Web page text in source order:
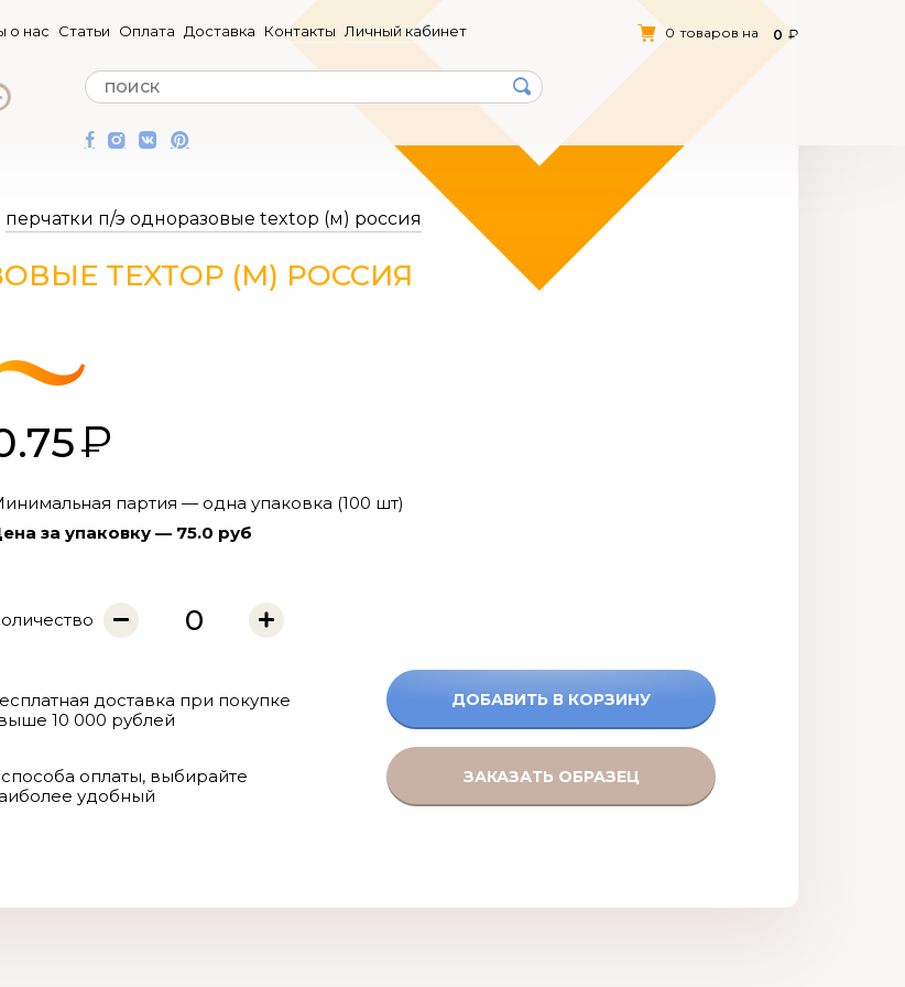
о нас Статьи Оплата Доставка Контакты Личный кабинет 0 товаров на 0
перчатки п/э одноразовые textop (м) россия
TEXTOP (М) РОССИЯ
партия — одна упаковка (100 шт)
за упаковку — 75.0 руб
доставка при покупке
10 000 рублей
оплаты, выбирайте
удобный